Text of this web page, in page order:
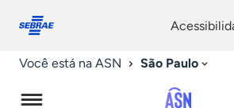
conosco
Você está na ASN São Paulo